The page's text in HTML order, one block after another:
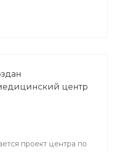
помощи
центр
проект центра по